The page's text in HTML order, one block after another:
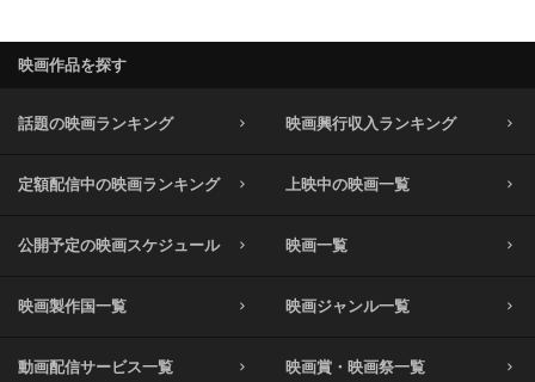
映画作品を探す
話題の映画ランキング 映画興行収入ランキング
定額配信中の映画ランキング 上映中の映画一覧
公開予定の映画スケジュール 映画一覧
映画製作国一覧 映画ジャンル一覧
動画配信サービス一覧 映画賞・映画祭一覧